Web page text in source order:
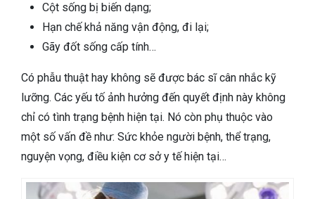
Cột sống bị biến dạng;
Hạn chế khả năng vận động, đi lại;
Gãy đốt sống cấp tính…
Có phẫu thuật hay không sẽ được bác sĩ cân nhắc kỹ
lưỡng. Các yếu tố ảnh hưởng đến quyết định này không
chỉ có tình trạng bệnh hiện tại. Nó còn phụ thuộc vào
một số vấn đề như: Sức khỏe người bệnh, thể trạng,
nguyện vọng, điều kiện cơ sở y tế hiện tại…